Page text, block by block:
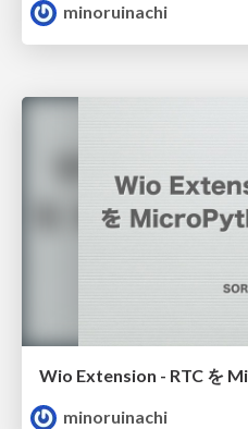
minoruinachi
Wio Extension - RTC を
minoruinachi